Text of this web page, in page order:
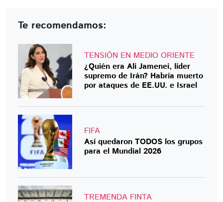
Te recomendamos:
TENSIÓN EN MEDIO ORIENTE
¿Quién era Ali Jamenei, líder
supremo de Irán? Habría muerto
por ataques de EE.UU. e Israel
FIFA
Así quedaron TODOS los grupos
para el Mundial 2026
TREMENDA FINTA